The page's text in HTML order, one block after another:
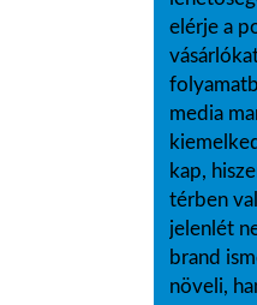
elérje a
media
kap,
térben
jelenlét
brand
növeli,